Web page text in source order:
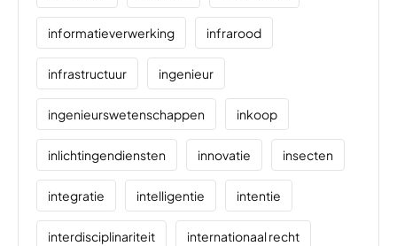
informatieverwerking infrarood
infrastructuur ingenieur
ingenieurswetenschappen inkoop
inlichtingendiensten innovatie insecten
integratie intelligentie intentie
interdisciplinariteit internationaal recht